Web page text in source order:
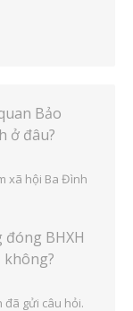
Bảo
ở đâu?
xã hội Ba Đình
đóng BHXH
đã gửi câu hỏi.